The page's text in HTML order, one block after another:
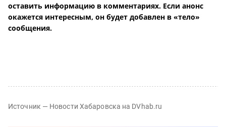
оставить информацию в комментариях. Если анонс
окажется интересным, он будет добавлен в «тело»
сообщения.
Источник — Новости Хабаровска на DVhab.ru